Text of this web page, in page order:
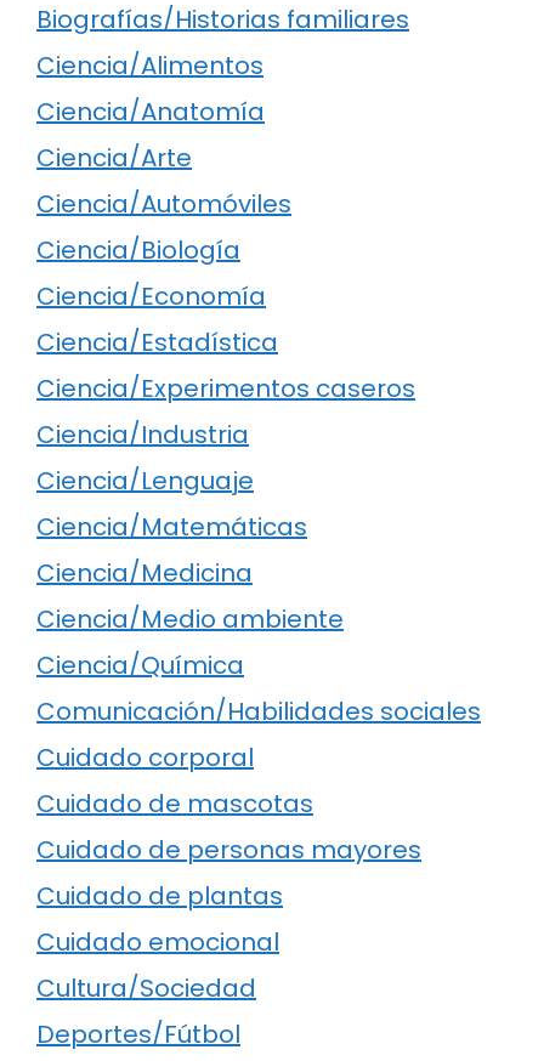
Biografías/Historias familiares
Ciencia/Alimentos
Ciencia/Anatomía
Ciencia/Arte
Ciencia/Automóviles
Ciencia/Biología
Ciencia/Economía
Ciencia/Estadística
Ciencia/Experimentos caseros
Ciencia/Industria
Ciencia/Lenguaje
Ciencia/Matemáticas
Ciencia/Medicina
Ciencia/Medio ambiente
Ciencia/Química
Comunicación/Habilidades sociales
Cuidado corporal
Cuidado de mascotas
Cuidado de personas mayores
Cuidado de plantas
Cuidado emocional
Cultura/Sociedad
Deportes/Fútbol